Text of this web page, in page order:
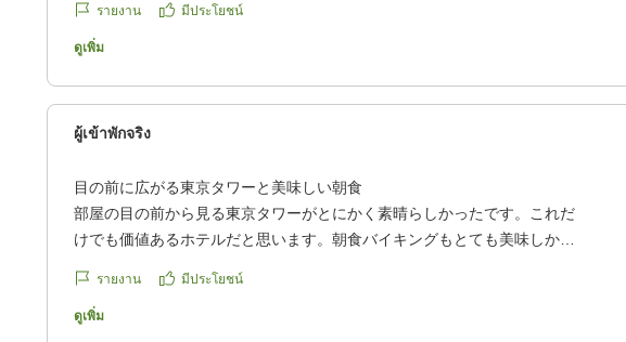
รายงาน มีประโยชน์
ดูเพิ่ม
ผู้เข้าพักจริง
目の前に広がる東京タワーと美味しい朝食
部屋の目の前から見る東京タワーがとにかく素晴らしかったです。これだ
けでも価値あるホテルだと思います。朝食バイキングもとても美味しかっ
クチコミの詳細はこちらから
https://review.travel.rakuten.co.jp/hotel/voice/28506?
รายงาน มีประโยชน์
ดูเพิ่ม